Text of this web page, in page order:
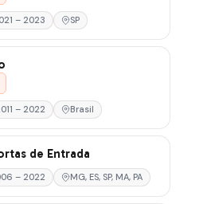
– 2023 SP
– 2022 Brasil
de Entrada
– 2022 MG, ES, SP, MA, PA